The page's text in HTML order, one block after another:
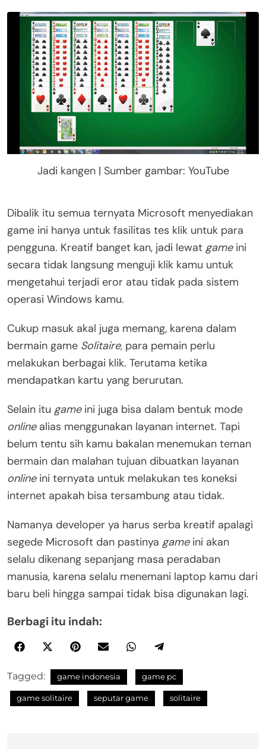
Jadi kangen | Sumber gambar: YouTube
Dibalik itu semua ternyata Microsoft menyediakan
game ini hanya untuk fasilitas tes klik untuk para
pengguna. Kreatif banget kan, jadi lewat gameini
secara tidak langsung menguji klik kamu untuk
mengetahui terjadi eror atau tidak pada sistem
operasi Windows kamu.
Cukup masuk akal juga memang, karena dalam
bermain game Solitaire, para pemain perlu
melakukan berbagai klik. Terutama ketika
mendapatkan kartu yang berurutan.
Selain itu gameini juga bisa dalam bentuk mode
onlinealias menggunakan layanan internet. Tapi
belum tentu sih kamu bakalan menemukan teman
bermain dan malahan tujuan dibuatkan layanan
onlineini ternyata untuk melakukan tes koneksi
internet apakah bisa tersambung atau tidak.
Namanya developer ya harus serba kreatif apalagi
segede Microsoft dan pastinya gameini akan
selalu dikenang sepanjang masa peradaban
manusia, karena selalu menemani laptop kamu dari
baru beli hingga sampai tidak bisa digunakan lagi.
Berbagi itu indah:
Tagged: game indonesia game pc
game solitaire seputar game solitaire